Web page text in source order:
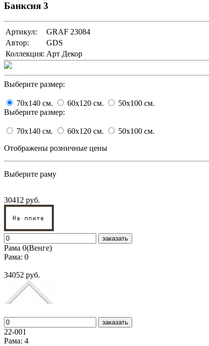
Банксия 3
Артикул:
GRAF 23084
Автор:
GDS
Коллекция: Арт Декор
Выберите размер:
70x140 cм. 60x120 cм. 50x100 cм.
Выберите размер:
70x140 cм. 60x120 cм. 50x100 cм.
Отображены розничные цены
Выберите раму
30412 руб.
заказать
Рама 0(Венге)
Рама: 0
34052 руб.
заказать
22-001
Рама: 4